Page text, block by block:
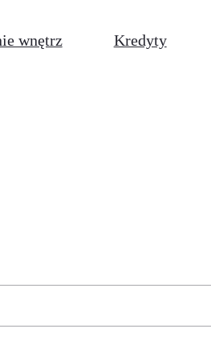
wnętrz Kredyty